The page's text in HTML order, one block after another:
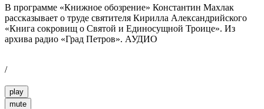
В программе «Книжное обозрение» Константин Махлак
рассказывает о труде святителя Кирилла Александрийского
«Книга сокровищ о Святой и Единосущной Троице». Из
архива радио «Град Петров». АУДИО
/
play
mute